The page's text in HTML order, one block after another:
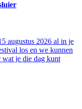
augustus 2026 al in je
los en we kunnen
wat je die dag kunt